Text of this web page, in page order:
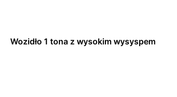
Wozidło 1 tona z wysokim wysyspem